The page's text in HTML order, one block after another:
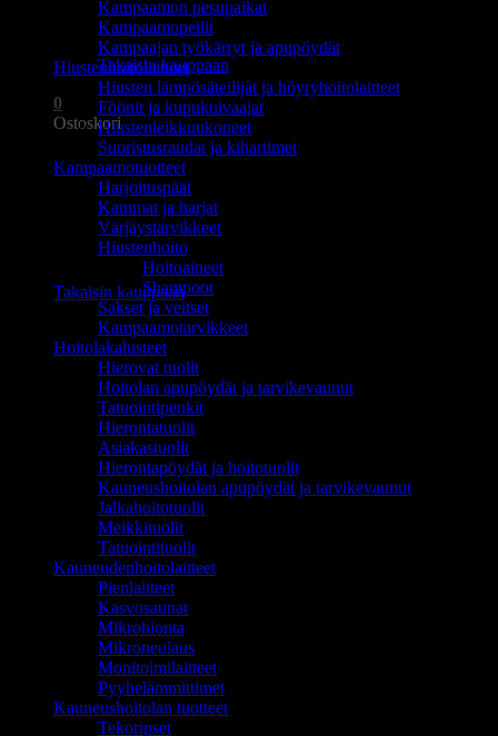
Ostoskori on tyhjä.
Takaisin kauppaan
0
Ostoskori
Ostoskori on tyhjä.
Takaisin kauppaan
Kampaamon pesupaikat
Kampaamopeilit
Kampaajan työkärryt ja apupöydät
Hiustenhoitolaitteet
Hiusten lämpösäteilijät ja höyryhoitolaitteet
Föönit ja kupukuivaajat
Hiustenleikkuukoneet
Suoristusraudat ja kihartimet
Kampaamotuotteet
Harjoituspäät
Kammat ja harjat
Värjäystarvikkeet
Hiustenhoito
Hoitoaineet
Shampoot
Sakset ja veitset
Kampaamotarvikkeet
Hoitolakalusteet
Hierovat tuolit
Hoitolan apupöydät ja tarvikevaunut
Tatuointipenkit
Hierontatuolit
Asiakastuolit
Hierontapöydät ja hoitotuolit
Kauneushoitolan apupöydät ja tarvikevaunut
Jalkahoitotuolit
Meikkituolit
Tatuointituolit
Kauneudenhoitolaitteet
Pienlaitteet
Kasvosaunat
Mikrohionta
Mikroneulaus
Monitoimilaitteet
Pyyhelämmittimet
Kauneushoitolan tuotteet
Tekoripset